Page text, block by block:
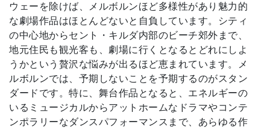
ウェーを除けば、メルボルンほど多様性があり魅力的
な劇場作品はほとんどないと自負しています。シティ
の中心地からセント・キルダ内部のビーチ郊外まで、
地元住民も観光客も、劇場に行くとなるとどれにしよ
うかという贅沢な悩みが出るほど恵まれています。メ
ルボルンでは、予期しないことを予期するのがスタン
ダードです。特に、舞台作品となると、エネルギーの
いるミュージカルからアットホームなドラマやコンテ
ンポラリーなダンスパフォーマンスまで、あらゆる作